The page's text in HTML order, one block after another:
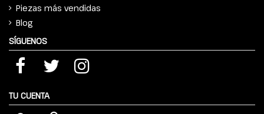
Piezas más vendidas
Blog
SÍGUENOS
TU CUENTA